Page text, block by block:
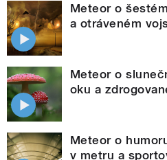
Meteor o
a otráveném
Meteor o
oku a
Meteor o
v metru a